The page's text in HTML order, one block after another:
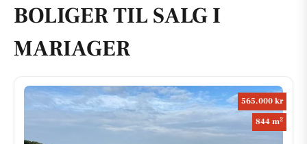
BOLIGER TIL SALG I
MARIAGER
565.000 kr
844 m2